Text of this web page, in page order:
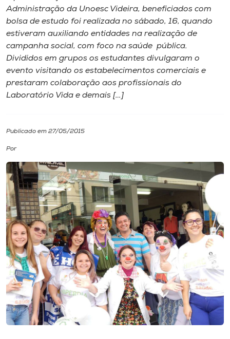
Internacionalização
I.nova
Cultura
CPA
Biblioteca
Editora
Rádio
Museu
Unoesc
Administração da Unoesc Videira, beneficiados com
bolsa de estudo foi realizada no sábado, 16, quando
estiveram auxiliando entidades na realização de
campanha social, com foco na saúde pública.
Divididos em grupos os estudantes divulgaram o
evento visitando os estabelecimentos comerciais e
prestaram colaboração aos profissionais do
Laboratório Vida e demais […]
Publicado em 27/05/2015
Por